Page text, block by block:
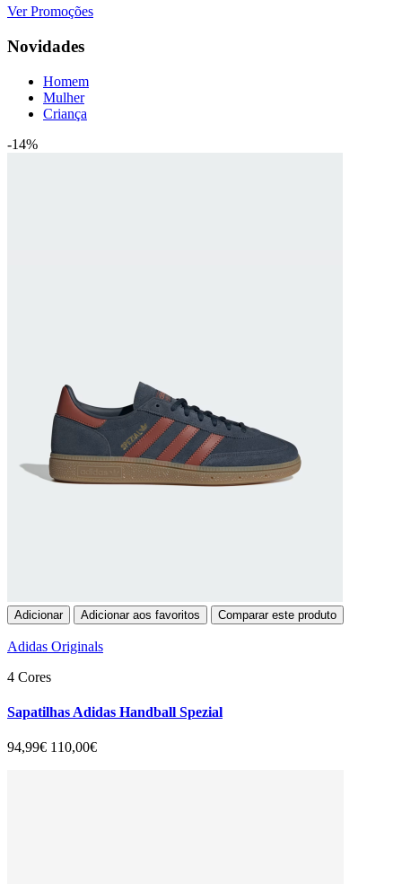
Ver Promoções
Novidades
Homem
Mulher
Criança
-14%
Adicionar Adicionar aos favoritos Comparar este produto
Adidas Originals
4 Cores
Sapatilhas Adidas Handball Spezial
94,99€ 110,00€